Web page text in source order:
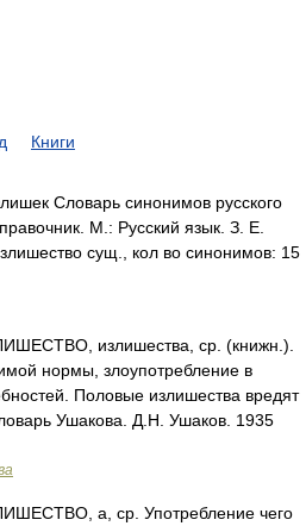
Книги
Словарь синонимов русского
М.: Русский язык. З. Е.
сущ., кол во синонимов: 15
излишества, ср. (книжн.).
нормы, злоупотребление в
Половые излишества вредят
Ушакова. Д.Н. Ушаков. 1935
а, ср. Употребление чего